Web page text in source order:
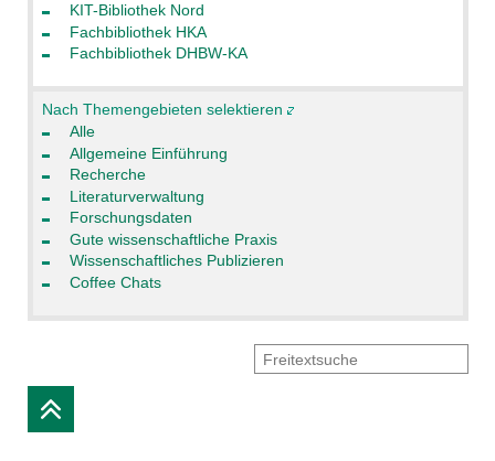
KIT-Bibliothek Nord
Fachbibliothek HKA
Fachbibliothek DHBW-KA
Nach Themengebieten selektieren
Alle
Allgemeine Einführung
Recherche
Literaturverwaltung
Forschungsdaten
Gute wissenschaftliche Praxis
Wissenschaftliches Publizieren
Coffee Chats